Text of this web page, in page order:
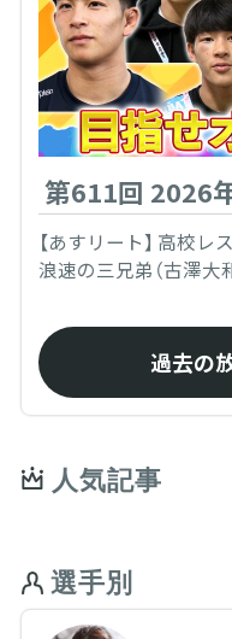
第611回 2026
【あすリート】 高校
浪速の三兄弟（古澤大和
過去の
人気記事
選手別